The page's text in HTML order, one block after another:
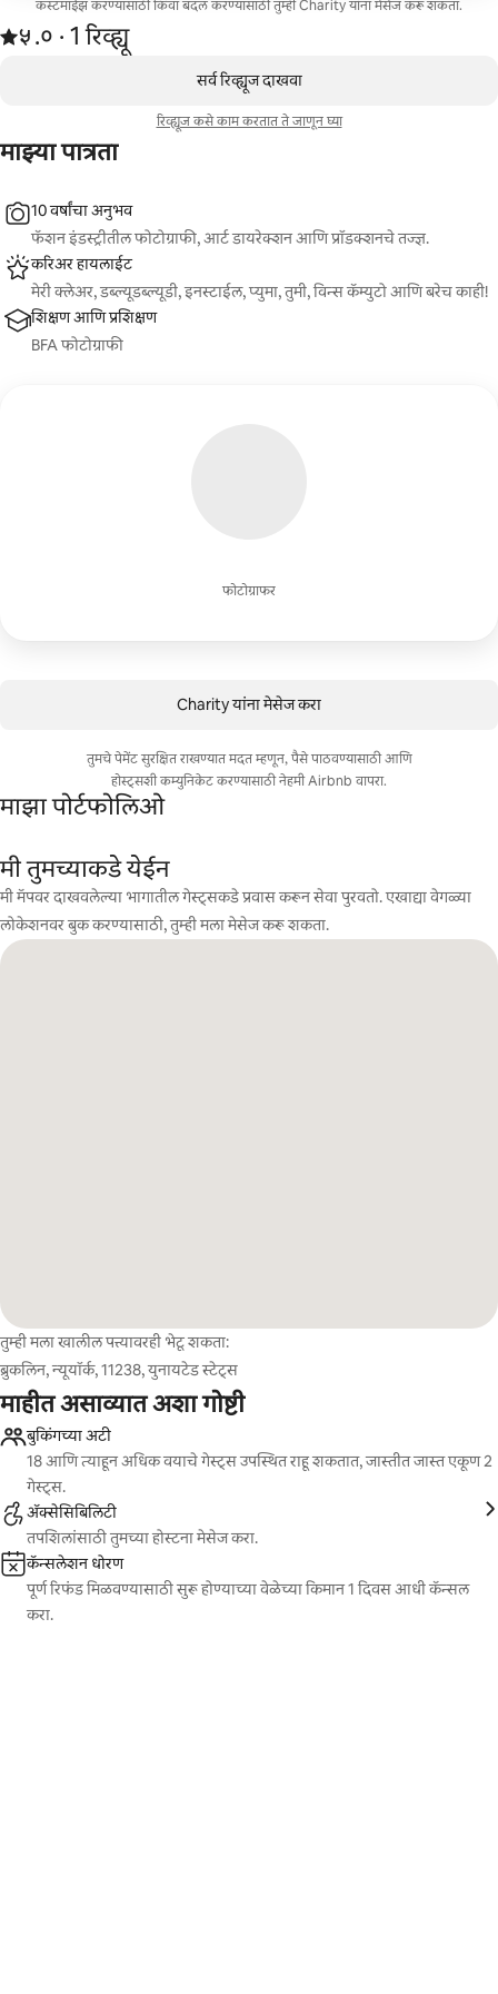
किंवा कुटुंबातील सदस्याला घेऊन येऊ शकता!
कस्टमाईझ करण्यासाठी किंवा बदल करण्यासाठी तुम्ही Charity यांना मेसेज करू शकता.
1 रिव्ह्यूमधून 5 पैकी ५.० स्टार रेटिंग आहे
५.०
,
· 1 रिव्ह्यू
सर्व रिव्ह्यूज दाखवा
रिव्ह्यूज कसे काम करतात ते जाणून घ्या
माझ्या पात्रता
फोटोग्राफर
10 वर्षांचा अनुभव
फॅशन इंडस्ट्रीतील फोटोग्राफी, आर्ट डायरेक्शन आणि प्रॉडक्शनचे तज्ज्ञ.
करिअर हायलाईट
मेरी क्लेअर, डब्ल्यूडब्ल्यूडी, इनस्टाईल, प्युमा, तुमी, विन्स कॅम्युटो आणि बरेच काही!
शिक्षण आणि प्रशिक्षण
BFA फोटोग्राफी
Charity यांना मेसेज करा
तुमचे पेमेंट सुरक्षित राखण्यात मदत म्हणून, पैसे पाठवण्यासाठी आणि
होस्ट्सशी कम्युनिकेट करण्यासाठी नेहमी Airbnb वापरा.
माझा पोर्टफोलिओ
मी तुमच्याकडे येईन
मी मॅपवर दाखवलेल्या भागातील गेस्ट्सकडे प्रवास करून सेवा पुरवतो. एखाद्या वेगळ्या
लोकेशनवर बुक करण्यासाठी, तुम्ही मला मेसेज करू शकता.
तुम्ही मला खालील पत्त्यावरही भेटू शकता:
ब्रुकलिन, न्यूयॉर्क, 11238, युनायटेड स्टेट्स
माहीत असाव्यात अशा गोष्टी
बुकिंगच्या अटी
18 आणि त्याहून अधिक वयाचे गेस्ट्स उपस्थित राहू शकतात, जास्तीत जास्त एकूण 2
गेस्ट्स.
ॲक्सेसिबिलिटी
तपशिलांसाठी तुमच्या होस्टना मेसेज करा.
कॅन्सलेशन धोरण
पूर्ण रिफंड मिळवण्यासाठी सुरू होण्याच्या वेळेच्या किमान 1 दिवस आधी कॅन्सल
करा.